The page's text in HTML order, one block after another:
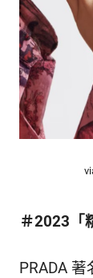
＃2023
PRADA